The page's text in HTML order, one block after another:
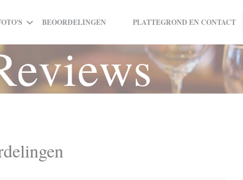
BEOORDELINGEN
((OPENT IN EEN NIEUW VENSTER))
((OPENT IN EEN NIEUW VENSTER))
PLATTEGROND EN CONTACT